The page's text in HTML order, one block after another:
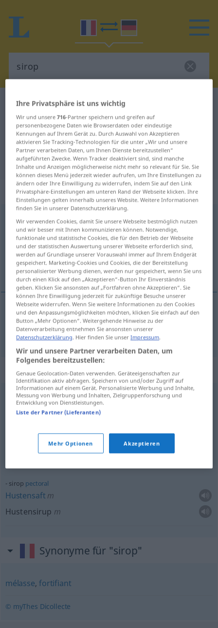
Französisch-Deutsch Wörterbuch
Französisch-Deutsch Übersetzung
für "sirop"
"sirop" Deutsch Übersetzung
„sirop“: masculin
sirop m
Übersicht aller Übersetzungen
(Für mehr Details die Übersetzung anklicken/antippen)
Sirup
Sirupm sirop
Beispielsätze für "sirop"
siropmcontrelatoux
Hustensaftm
de framboises
Himbeersirupm
sirop pectoral
Hustensaft m
Hustensirup m
Synonyme für "sirop"
mélasse,fortifiant
© myThes Dicollecte
Ihre Privatsphäre ist uns wichtig
Wir und unsere716-Partner speichern und greifen auf
personenbezogene Daten wie Browserdaten oder eindeutige
Kennungen auf Ihrem Gerät zu. Durch Auswahl von Akzeptieren
aktivieren Sie Tracking-Technologien für die unter „Wir und unsere
Partner verarbeiten Daten, um Ihnen Dienste bereitzustellen“
aufgeführten Zwecke. Wenn Tracker deaktiviert sind, sind manche
Inhalte und Anzeigen möglicherweise nicht mehr so relevant für Sie. Sie
können dieses Menü jederzeit wieder aufrufen, um Ihre Einstellungen zu
ändern oder Ihre Einwilligung zu widerrufen, indem Sie auf den Link
Privatsphäre-Einstellungen am unteren Rand der Webseite klicken. Ihre
Einstellungen gelten innerhalb unseres Website. Weitere Informationen
finden Sie in unserer Datenschutzerklärung.
Wir verwenden Cookies, damit Sie unsere Webseite bestmöglich nutzen
und wir besser mit Ihnen kommunizieren können. Notwendige,
funktionale und statistische Cookies, die für den Betrieb der Webseite
und der statistischen Auswertung unserer Webseite erforderlich sind,
werden auf Grundlage unserer Vorauswahl immer auf Ihrem Endgerät
gespeichert. Marketing-Cookies und Cookies, die der Bereitstellung
personalisierter Werbung dienen, werden nur gespeichert, wenn Sie uns
durch einen Klick auf den „Akzeptieren“-Button Ihr Einverständnis
geben. Klicken Sie ansonsten auf „Fortfahren ohne Akzeptieren“. Sie
können Ihre Einwilligung jederzeit für zukünftige Besuche unserer
Webseite widerrufen. Wenn Sie weitere Informationen zu den Cookies
und den Anpassungsmöglichkeiten möchten, klicken Sie einfach auf den
Button „Mehr Optionen“. Weitergehende Hinweise zu der
Datenverarbeitung entnehmen Sie ansonsten unserer
Datenschutzerklärung . Hier finden Sie unserImpressum
Wir und unsere Partner verarbeiten Daten, um
Folgendes bereitzustellen:
Genaue Geolocation-Daten verwenden. Geräteeigenschaften zur
Identifikation aktiv abfragen. Speichern von und/oder Zugriff auf
Informationen auf einem Gerät. Personalisierte Werbung und Inhalte,
Messung von Werbung und Inhalten, Zielgruppenforschung und
Entwicklung von Dienstleistungen.
Liste der Partner (Lieferanten)
Mehr Optionen Akzeptieren